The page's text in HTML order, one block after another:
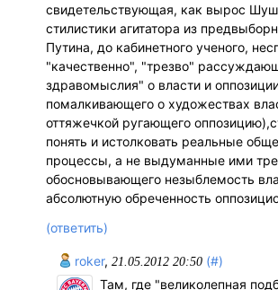
свидетельствующая, как вырос
стилистики агитатора из
Путина, до кабинетного ученого,
"качественно", "трезво"
здравомыслия" о власти и
помалкивающего о художествах
оттяжечкой ругающего
понять и истолковать реальные
процессы, а не выдуманные ими
обосновывающего незыблемость
абсолютную обреченность
(ответить)
roker, 21.05.2012 20:50 (#)
Там, где "великолепная